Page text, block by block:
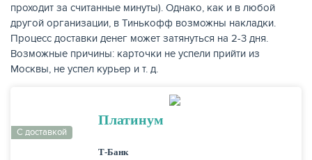
РЕЙТИНГ БАНКОВ
проходит за считанные минуты). Однако, как и в любой
другой организации, в Тинькофф возможны накладки.
Процесс доставки денег может затянуться на 2-3 дня.
Возможные причины: карточки не успели прийти из
Москвы, не успел курьер и т. д.
Платинум
С доставкой
Т-Банк